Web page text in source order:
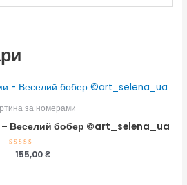
за номерами
– Веселий бобер ©art_selena_ua
Оцінено
155,00₴